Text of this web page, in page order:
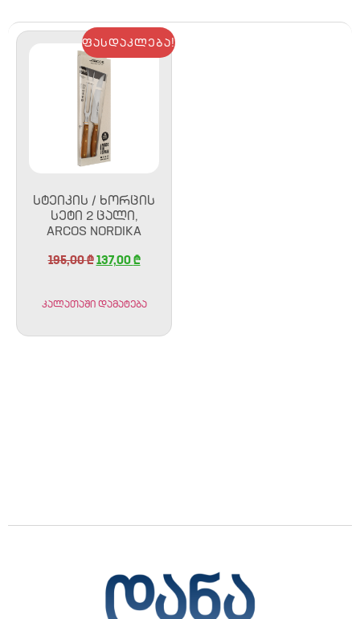
ფასდაკლება!
ᲡᲢᲔᲘᲙᲘᲡ / ᲮᲝᲠᲪᲘᲡ
ᲡᲔᲢᲘ 2 ᲪᲐᲚᲘ,
ARCOS NORDIKA
195,00₾137,00₾
კალათაში დამატება